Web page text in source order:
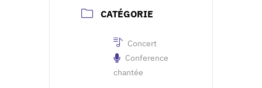
CATÉGORIE
Concert
Conference
chantée